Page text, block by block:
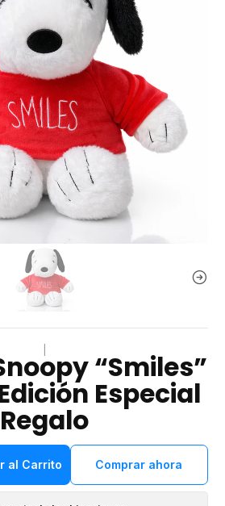
“Smiles”
Especial
Regalo
al Carrito Comprar ahora